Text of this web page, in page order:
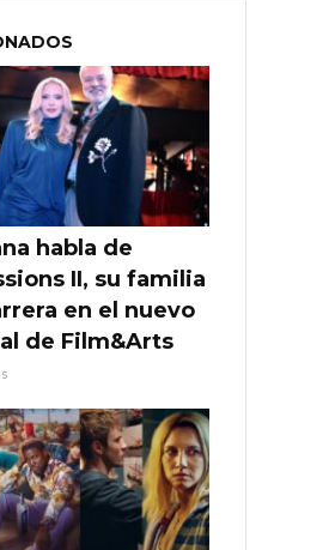
habla de
II, su familia
en el nuevo
de Film&Arts